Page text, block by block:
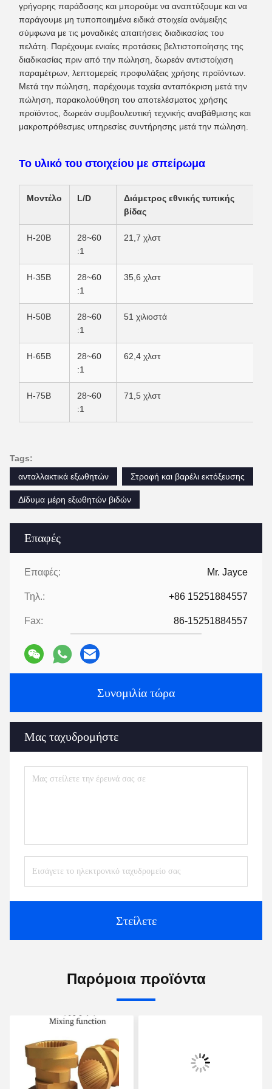
Επαφές
Επαφές: Mr. Jayce
Τηλ.: +86 15251884557
Fax: 86-15251884557
Συνομιλία τώρα
Μας ταχυδρομήστε
Στείλετε
γρήγορης παράδοσης και μπορούμε να αναπτύξουμε και να
παράγουμε μη τυποποιημένα ειδικά στοιχεία ανάμειξης
σύμφωνα με τις μοναδικές απαιτήσεις διαδικασίας του
πελάτη. Παρέχουμε ενιαίες προτάσεις βελτιστοποίησης της
διαδικασίας πριν από την πώληση, δωρεάν αντιστοίχιση
παραμέτρων, λεπτομερείς προφυλάξεις χρήσης προϊόντων.
Μετά την πώληση, παρέχουμε ταχεία ανταπόκριση μετά την
πώληση, παρακολούθηση του αποτελέσματος χρήσης
προϊόντος, δωρεάν συμβουλευτική τεχνικής αναβάθμισης και
μακροπρόθεσμες υπηρεσίες συντήρησης μετά την πώληση.
Το υλικό του στοιχείου με σπείρωμα
Μοντέλο L/D
Διάμετρος εθνικής τυπικής
βίδας
H-20B
28~60
:1
21,7 χλστ
H-35B
28~60
:1
35,6 χλστ
H-50B
28~60
:1
51 χιλιοστά
H-65B
28~60
:1
62,4 χλστ
H-75B
28~60
:1
71,5 χλστ
Tags:
ανταλλακτικά εξωθητών
Στροφή και βαρέλι εκτόξευσης
Δίδυμα μέρη εξωθητών βιδών
Παρόμοια προϊόντα